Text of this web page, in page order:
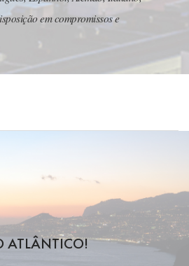
em compromissos e
ATLÂNTICO!